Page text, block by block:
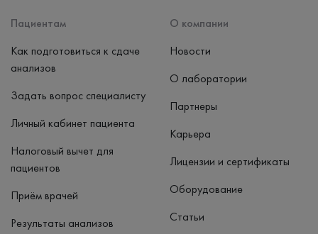
Пациентам
Как подготовиться к сдаче
анализов
Задать вопрос специалисту
Личный кабинет пациента
Налоговый вычет для
пациентов
Приём врачей
Результаты анализов
О компании
Новости
О лаборатории
Партнеры
Карьера
Лицензии и сертификаты
Оборудование
Статьи